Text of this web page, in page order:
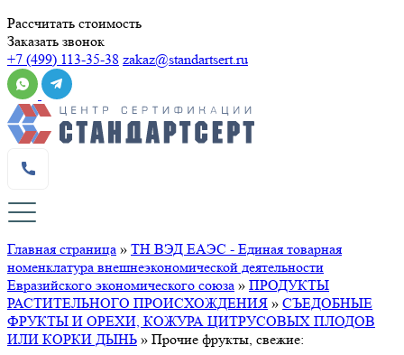
Рассчитать стоимость
Заказать звонок
+7 (499) 113-35-38 zakaz@standartsert.ru
Главная страница » ТН ВЭД ЕАЭС - Единая товарная
номенклатура внешнеэкономической деятельности
Евразийского экономического союза » ПРОДУКТЫ
РАСТИТЕЛЬНОГО ПРОИСХОЖДЕНИЯ » СЪЕДОБНЫЕ
ФРУКТЫ И ОРЕХИ, КОЖУРА ЦИТРУСОВЫХ ПЛОДОВ
ИЛИ КОРКИ ДЫНЬ » Прочие фрукты, свежие: